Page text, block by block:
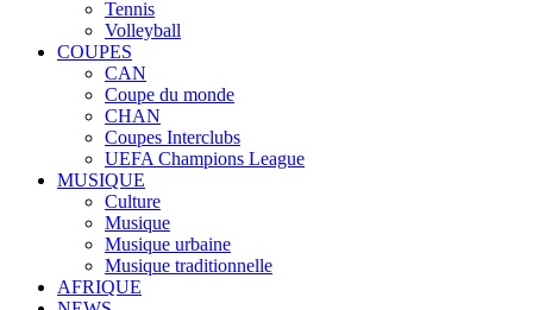
Tennis
Volleyball
COUPES
CAN
Coupe du monde
CHAN
Coupes Interclubs
UEFA Champions League
MUSIQUE
Culture
Musique
Musique urbaine
Musique traditionnelle
AFRIQUE